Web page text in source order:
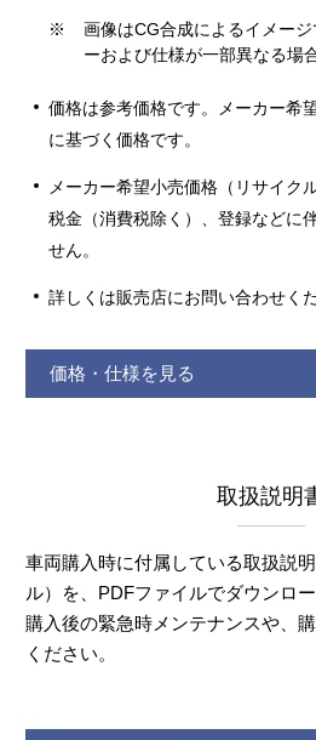
※
画像はCG合成によるイメー
ーおよび仕様が一部異なる場
価格は参考価格です。メーカー希
に基づく価格です。
メーカー希望小売価格（リサイク
税金（消費税除く）、登録などに
せん。
詳しくは販売店にお問い合わせくだ
価格・仕様を見る
取扱説明
車両購入時に付属している取扱説
ル）を、PDFファイルでダウンロー
購入後の緊急時メンテナンスや、
ください。